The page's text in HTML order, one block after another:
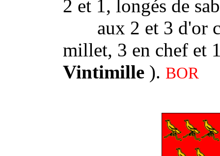
2 et 1, longés de
aux 2 et 3 d'or
millet, 3 en chef et
Vintimille ). BOR